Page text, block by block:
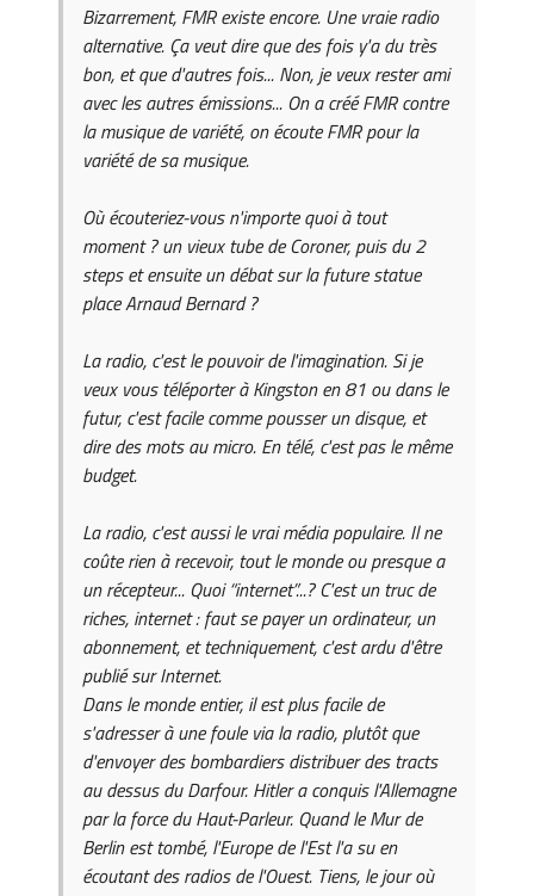
Bizarrement, FMR existe encore. Une vraie radio
alternative. Ça veut dire que des fois y'a du très
bon, et que d'autres fois... Non, je veux rester ami
avec les autres émissions... On a créé FMR contre
la musique de variété, on écoute FMR pour la
variété de sa musique.
Où écouteriez-vous n'importe quoi à tout
moment ? un vieux tube de Coroner, puis du 2
steps et ensuite un débat sur la future statue
place Arnaud Bernard ?
La radio, c'est le pouvoir de l'imagination. Si je
veux vous téléporter à Kingston en 81 ou dans le
futur, c'est facile comme pousser un disque, et
dire des mots au micro. En télé, c'est pas le même
budget.
La radio, c'est aussi le vrai média populaire. Il ne
coûte rien à recevoir, tout le monde ou presque a
un récepteur... Quoi “internet”...? C'est un truc de
riches, internet : faut se payer un ordinateur, un
abonnement, et techniquement, c'est ardu d'être
publié sur Internet.
Dans le monde entier, il est plus facile de
s'adresser à une foule via la radio, plutôt que
d'envoyer des bombardiers distribuer des tracts
au dessus du Darfour. Hitler a conquis l'Allemagne
par la force du Haut-Parleur. Quand le Mur de
Berlin est tombé, l'Europe de l'Est l'a su en
écoutant des radios de l'Ouest. Tiens, le jour où